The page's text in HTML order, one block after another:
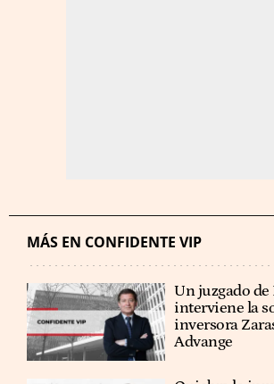
MÁS EN CONFIDENTE VIP
Un juzgado de
interviene la
inversora
Advange